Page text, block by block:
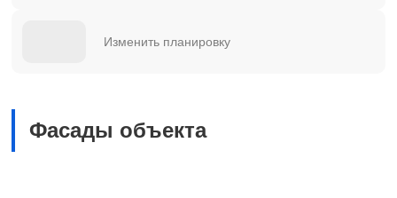
Изменить планировку
Фасады объекта